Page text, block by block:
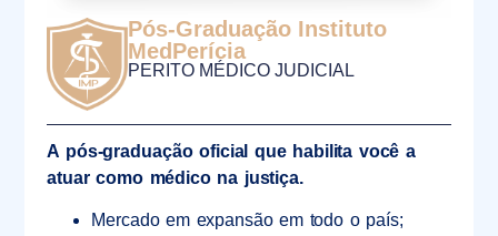
Pós-Graduação Instituto
MedPerícia
PERITO MÉDICO JUDICIAL
A pós-graduação oficial que habilita você a
atuar como médico na justiça.
Mercado em expansão em todo o país;